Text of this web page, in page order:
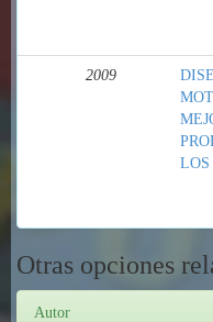
2009
LOS
Otras opciones
Autor